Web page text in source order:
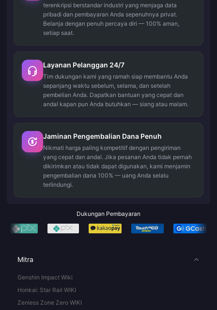
terenkripsi berstandar industri yang menjaga data
pribadi dan pembayaran Anda sepenuhnya privat.
Belanja dengan penuh percaya diri — 100% aman,
setiap saat.
Layanan Pelanggan 24/7
Tim dukungan kami yang ramah siap membantu Anda
sepanjang waktu sebelum, selama, dan setelah
pembelian Anda. Dapatkan bantuan yang cepat dan
andal kapan pun Anda butuhkan — siang atau malam.
Jaminan Pengembalian Dana Penuh
Nikmati harga paling kompetitif dengan pengiriman
yang cepat dan andal. Jika pesanan Anda tidak pernah
dikirimkan atau tidak dapat digunakan, kami menjamin
pengembalian dana 100% — uang Anda selalu
terlindungi.
Dukungan Pembayaran
Mitra
Genshin Impact Wiki
Honkai: Star Rail WIKI
Zenless Zone Zero WIKI